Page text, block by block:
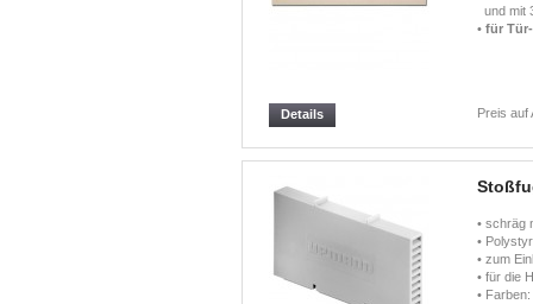
und mit
• für
Preis auf
Details
• schräg
•
• zum
• für die
•